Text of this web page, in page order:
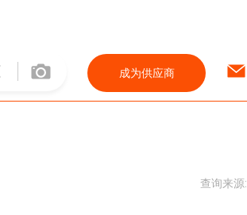
成为供应商
查询来源: